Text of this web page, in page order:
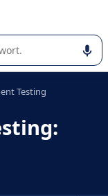
Auswahl
Testing